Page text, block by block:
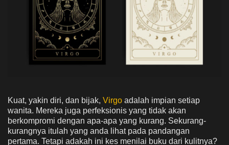
Kuat, yakin diri, dan bijak, Virgo adalah impian setiap
wanita. Mereka juga perfeksionis yang tidak akan
berkompromi dengan apa-apa yang kurang. Sekurang-
kurangnya itulah yang anda lihat pada pandangan
pertama. Tetapi adakah ini kes menilai buku dari kulitnya?